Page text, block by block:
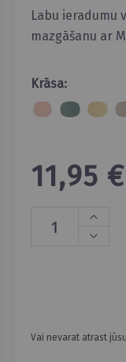
Labu ieradumu
mazgāšanu ar
Krāsa:
11,95 €
Vai nevarat atrast